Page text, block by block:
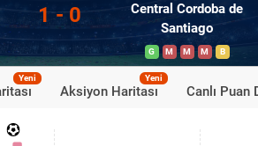
1 - 0
Central Cordoba de
Santiago
G M M M B
Yeni
Aksiyon Haritası
Yeni
Canlı Puan